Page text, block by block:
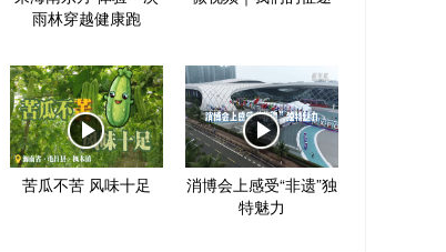
雨林穿越健康跑
苦瓜不苦 风味十足
消博会上感受“非遗”独
特魅力